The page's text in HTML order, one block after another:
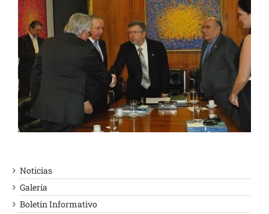
Noticias
Galería
Boletín Informativo